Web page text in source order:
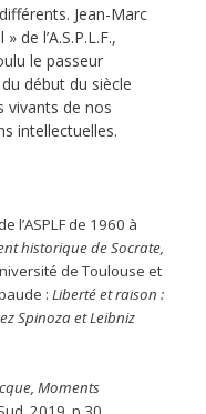
Jean-Marc
de l’A.S.P.L.F.,
le passeur
début du siècle
vivants de nos
intellectuelles.
l’ASPLF de 1960 à
historique de Socrate,
de Toulouse et
: Liberté et raison :
Spinoza et Leibniz
Moments